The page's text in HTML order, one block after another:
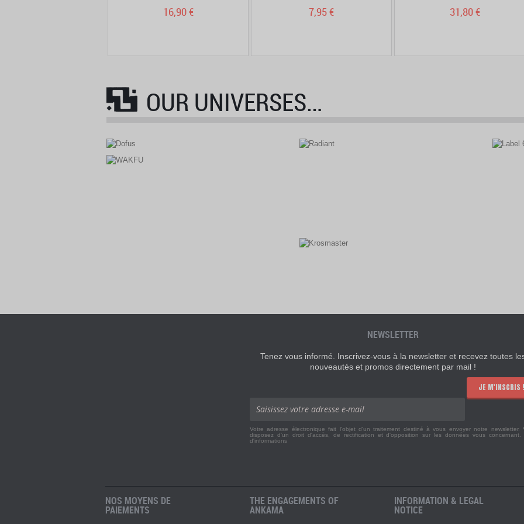
16,90 € 7,95 € 31,80 €
OUR UNIVERSES…
NEWSLETTER
Tenez vous informé. Inscrivez-vous à la newsletter et recevez toutes
nouveautés et promos directement par mail !
JE M'INSCRIS !
Votre adresse électronique fait l'objet d'un traitement destiné à vous envoyer notre newsletter.
disposez d'un droit d'accès, de rectification et d'opposition sur les données vous concernant.
d'informations
NOS MOYENS DE
PAIEMENTS
THE ENGAGEMENTS OF
ANKAMA
INFORMATION & LEGAL
NOTICE